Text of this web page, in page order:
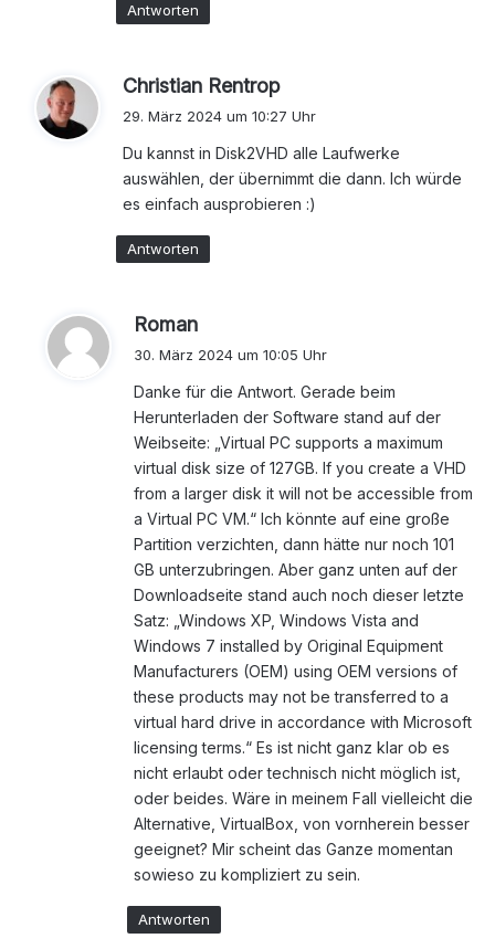
Antworten
Christian Rentrop
t
:
29. März 2024 um 10:27 Uhr
Du kannst in Disk2VHD alle Laufwerke
auswählen, der übernimmt die dann. Ich würde
es einfach ausprobieren :)
Antworten
Roman
t
:
30. März 2024 um 10:05 Uhr
Danke für die Antwort. Gerade beim
Herunterladen der Software stand auf der
Weibseite: „Virtual PC supports a maximum
virtual disk size of 127GB. If you create a VHD
from a larger disk it will not be accessible from
a Virtual PC VM.“ Ich könnte auf eine große
Partition verzichten, dann hätte nur noch 101
GB unterzubringen. Aber ganz unten auf der
Downloadseite stand auch noch dieser letzte
Satz: „Windows XP, Windows Vista and
Windows 7 installed by Original Equipment
Manufacturers (OEM) using OEM versions of
these products may not be transferred to a
virtual hard drive in accordance with Microsoft
licensing terms.“ Es ist nicht ganz klar ob es
nicht erlaubt oder technisch nicht möglich ist,
oder beides. Wäre in meinem Fall vielleicht die
Alternative, VirtualBox, von vornherein besser
geeignet? Mir scheint das Ganze momentan
sowieso zu kompliziert zu sein.
Antworten